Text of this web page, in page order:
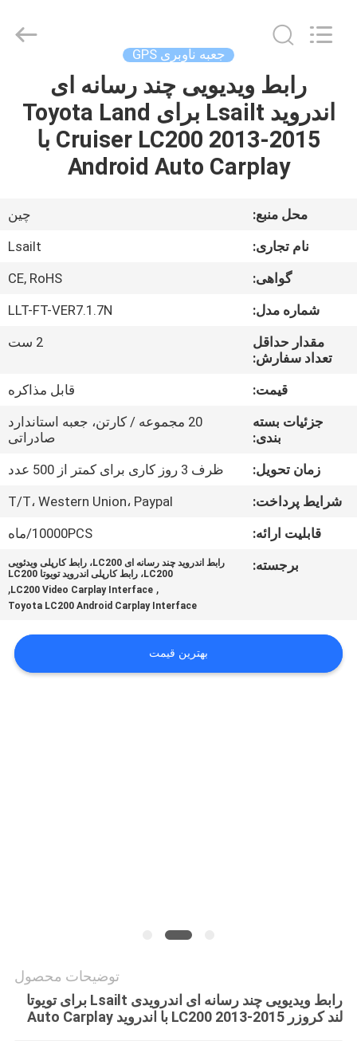
محصولات
کارخانه
کنترل
اخبار
موارد
Electron
Co.,Ltd.
جعبه ناوبری GPS
رابط ویدیویی چند رسانه ای
اندروید Lsailt برای Toyota Land
Cruiser LC200 2013-2015 با
Android Auto Carplay
محل منبع:
چین
نام تجاری:
Lsailt
گواهی:
CE, RoHS
شماره مدل:
LLT-FT-VER7.1.7N
مقدار حداقل
تعداد سفارش:
2 ست
قیمت:
قابل مذاکره
جزئیات بسته
بندی:
20 مجموعه / کارتن، جعبه استاندارد
صادراتی
زمان تحویل:
ظرف 3 روز کاری برای کمتر از 500 عدد
شرایط پرداخت:
T/T، Western Union، Paypal
قابلیت ارائه:
10000PCS/ماه
برجسته:
رابط اندروید چند رسانه ای LC200، رابط کارپلی ویدئویی
LC200، رابط کارپلی اندروید تویوتا LC200
,
LC200 Video Carplay Interface
,
Toyota LC200 Android Carplay Interface
بهترین قیمت
توضیحات محصول
رابط ویدیویی چند رسانه ای اندرویدی Lsailt برای تویوتا
لند کروزر LC200 2013-2015 با اندروید Auto Carplay